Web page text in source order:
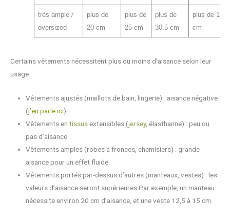
très ample /
oversized
plus de
20 cm
plus de
25 cm
plus de
30.5 cm
plus de 15
cm
Certains vêtements nécessitent plus ou moins d’aisance selon leur
usage :
Vêtements ajustés (maillots de bain, lingerie) : aisance négative
(j’en parle ici).
Vêtements en tissus extensibles (jersey, élasthanne) : peu ou
pas d’aisance.
Vêtements amples (robes à fronces, chemisiers) : grande
aisance pour un effet fluide.
Vêtements portés par-dessus d’autres (manteaux, vestes) : les
valeurs d’aisance seront supérieures Par exemple, un manteau
nécessite environ 20 cm d’aisance, et une veste 12,5 à 15 cm.